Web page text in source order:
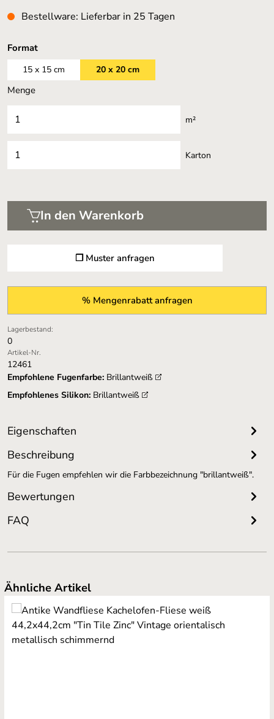
Bestellware: Lieferbar in 25 Tagen
Formatauswählen
15 x 15 cm 20 x 20 cm
❐ Muster anfragen
Menge
m²
Karton
In den Warenkorb
% Mengenrabatt anfragen
Lagerbestand:
0
Artikel-Nr.
12461
Empfohlene Fugenfarbe: Brillantweiß
Empfohlenes Silikon: Brillantweiß
Eigenschaften
Beschreibung
Für die Fugen empfehlen wir die Farbbezeichnung "brillantweiß".
Bewertungen
FAQ
Produktgalerie überspringen
Ähnliche Artikel